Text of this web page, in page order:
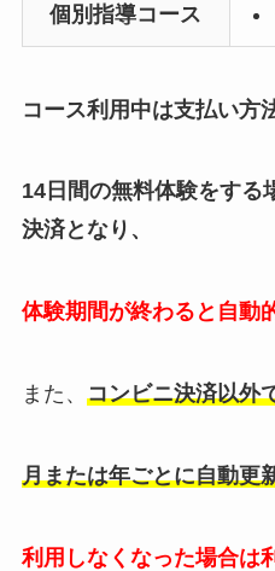
個別指導コース
コース利用中は支払い方
14日間の無料体験をする
決済となり、
体験期間が終わると自動
また、 コンビニ決済以外
月または年ごとに自動更
利用しなくなった場合は